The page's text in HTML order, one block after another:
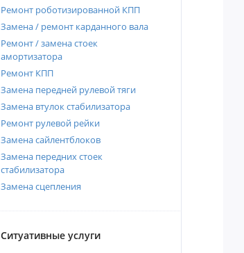
Ремонт роботизированной КПП
Замена / ремонт карданного вала
Ремонт / замена стоек
амортизатора
Ремонт КПП
Замена передней рулевой тяги
Замена втулок стабилизатора
Ремонт рулевой рейки
Замена сайлентблоков
Замена передних стоек
стабилизатора
Замена сцепления
Ситуативные услуги